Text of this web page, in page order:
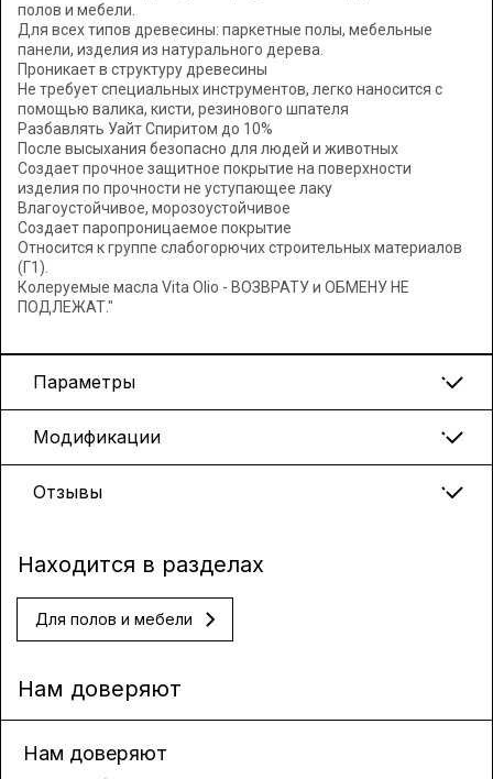
полов и мебели.
Для всех типов древесины: паркетные полы, мебельные
панели, изделия из натурального дерева.
Проникает в структуру древесины
Не требует специальных инструментов, легко наносится с
помощью валика, кисти, резинового шпателя
Разбавлять Уайт Спиритом до 10%
После высыхания безопасно для людей и животных
Создает прочное защитное покрытие на поверхности
изделия по прочности не уступающее лаку
Влагоустойчивое, морозоустойчивое
Создает паропроницаемое покрытие
Относится к группе слабогорючих строительных материалов
(Г1).
Колеруемые масла Vita Olio - ВОЗВРАТУ и ОБМЕНУ НЕ
ПОДЛЕЖАТ."
Параметры
Модификации
Отзывы
Находится в разделах
Для полов и мебели
Нам доверяют
Нам доверяют